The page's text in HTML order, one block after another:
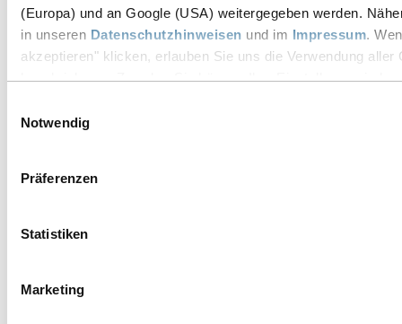
(Europa) und an Google (USA) weitergegeben werden.
in unseren Datenschutzhinweisen und im Impressum.
akzeptieren" klicken, erlauben Sie uns die Verwendung aller
beschriebenen Zwecke. Sie können Ihre Einstellungen
unserer Webseite.
Notwendig
Präferenzen
Statistiken
Marketing
Artículos relacionados
Eje intestino-cerebro: conexión entre el intestino y la psique
Atención al cliente
Si tiene alguna pregunta, puede contactarnos en:
Sáb.
10:00 - 14:30